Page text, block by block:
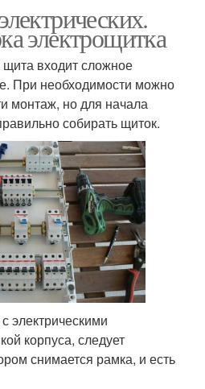
электрощитка
щита входит сложное
При необходимости можно
монтаж, но для начала
собирать щиток.
электрическими
корпуса, следует
снимается рамка, и есть